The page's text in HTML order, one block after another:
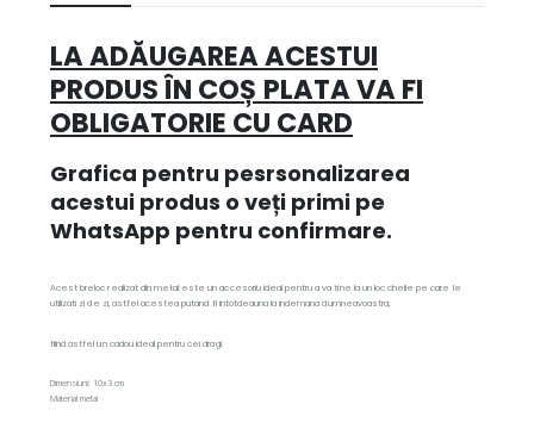
LA ADĂUGAREA ACESTUI
PRODUS ÎN COȘ PLATA VA FI
OBLIGATORIE CU CARD
Grafica pentru pesrsonalizarea
acestui produs o veți primi pe
WhatsApp pentru confirmare.
Acest breloc realizat din metal este un accesoriu ideal pentru a va tine la un loc cheile pe care le
utilizati zi de zi, astfel acestea putand fi intotdeauna la indemana dumneavoastra,
fiind astfel un cadou ideal pentru cei dragi.
Dimensiuni: 10x3 cm
Material metal